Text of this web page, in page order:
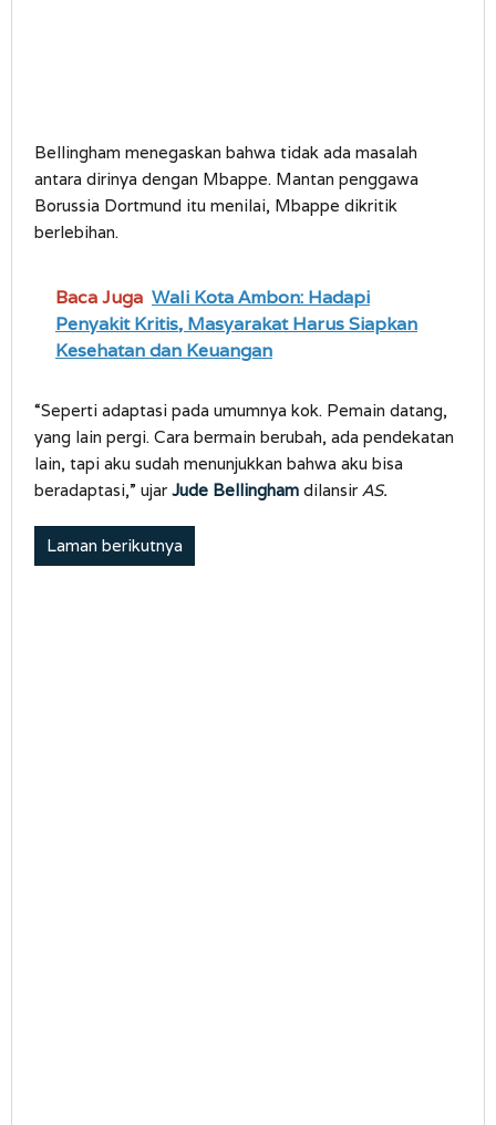
Bellingham menegaskan bahwa tidak ada masalah
antara dirinya dengan Mbappe. Mantan penggawa
Borussia Dortmund itu menilai, Mbappe dikritik
berlebihan.
Baca Juga Wali Kota Ambon: Hadapi
Penyakit Kritis, Masyarakat Harus Siapkan
Kesehatan dan Keuangan
“Seperti adaptasi pada umumnya kok. Pemain datang,
yang lain pergi. Cara bermain berubah, ada pendekatan
lain, tapi aku sudah menunjukkan bahwa aku bisa
beradaptasi,” ujar Jude Bellingham dilansir AS.
Laman berikutnya